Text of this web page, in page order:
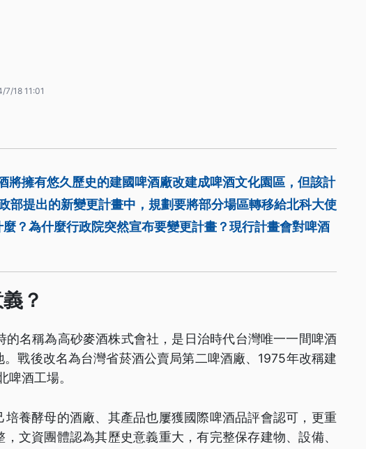
7/18 11:01
將擁有悠久歷史的建國啤酒廠改建成啤酒文化園區，但該計
部提出的新變更計畫中，規劃要將部分場區轉移給北科大使
？為什麼行政院突然宣布要變更計畫？現行計畫會對啤酒
？
的名稱為高砂麥酒株式會社，是日治時代台灣唯一一間啤酒
戰後改名為台灣省菸酒公賣局第二啤酒廠、1975年改稱建
酒工場。
養酵母的酒廠、其產品也屢獲國際啤酒品評會認可，更重
文資團體認為其歷史意義重大，有完整保存建物、設備、